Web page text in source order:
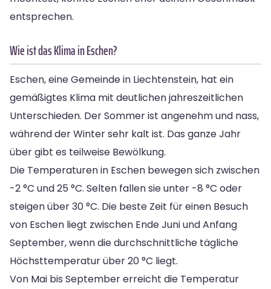
entsprechen.
Wie ist das Klima in Eschen?
Eschen, eine Gemeinde in Liechtenstein, hat ein
gemäßigtes Klima mit deutlichen jahreszeitlichen
Unterschieden. Der Sommer ist angenehm und nass,
während der Winter sehr kalt ist. Das ganze Jahr
über gibt es teilweise Bewölkung.
Die Temperaturen in Eschen bewegen sich zwischen
-2 °C und 25 °C. Selten fallen sie unter -8 °C oder
steigen über 30 °C. Die beste Zeit für einen Besuch
von Eschen liegt zwischen Ende Juni und Anfang
September, wenn die durchschnittliche tägliche
Höchsttemperatur über 20 °C liegt.
Von Mai bis September erreicht die Temperatur